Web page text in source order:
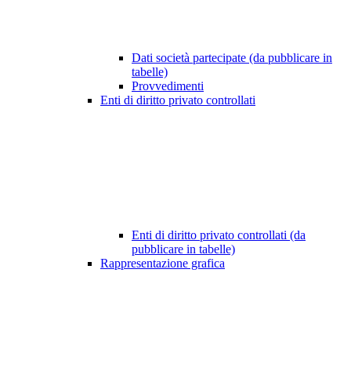
Dati società partecipate (da pubblicare in
tabelle)
Provvedimenti
Enti di diritto privato controllati
Enti di diritto privato controllati (da
pubblicare in tabelle)
Rappresentazione grafica